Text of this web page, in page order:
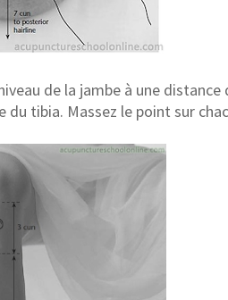
de la jambe à une
tibia. Massez le point sur